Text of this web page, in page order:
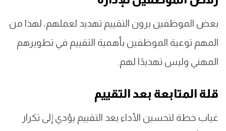
بعض الموظفين يرون التقييم تهديد لعملهم، لهذا من
المهم توعية الموظفين بأهمية التقييم في تطويرهم
المهني وليس تهديدًا لهم.
قلة المتابعة بعد التقييم
غياب خطة لتحسين الأداء بعد التقييم يؤدي إلى تكرار